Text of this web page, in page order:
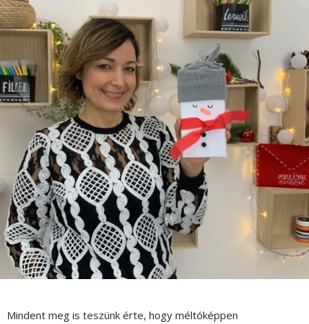
Mindent meg is teszünk érte, hogy méltóképpen